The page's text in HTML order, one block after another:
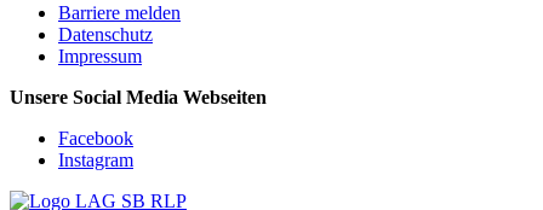
Barriere melden
Datenschutz
Impressum
Unsere Social Media Webseiten
Facebook
Instagram